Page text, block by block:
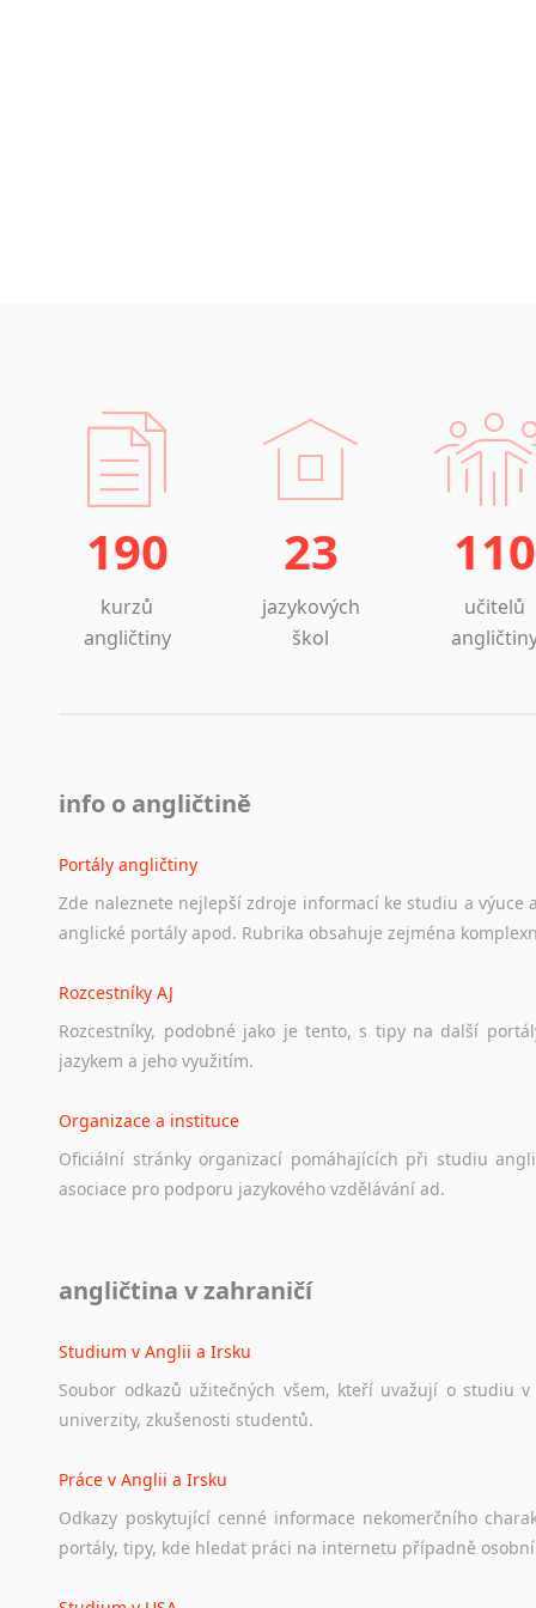
190
kurzů
angličtiny
23
jazykových
škol
110
učitelů
info o angličtině
Portály angličtiny
Zde naleznete nejlepší zdroje informací ke studiu a výuce
anglické portály apod. Rubrika obsahuje zejména
Rozcestníky AJ
Rozcestníky, podobné jako je tento, s tipy na další
jazykem a jeho využitím.
Organizace a instituce
Oficiální stránky organizací pomáhajících při studiu
asociace pro podporu jazykového vzdělávání ad.
Ať už se jedná o česká diskusní
angličtina v zahraničí
Studium v Anglii a Irsku
Soubor odkazů užitečných všem, kteří uvažují o studiu v
univerzity, zkušenosti studentů.
Práce v Anglii a Irsku
Odkazy poskytující cenné informace nekomerčního
portály, tipy, kde hledat práci na internetu případně osobní